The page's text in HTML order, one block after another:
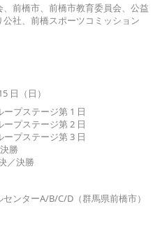
前橋市、前橋市教育委員会、公益
社、前橋スポーツコミッション
日（日）
ープステージ第 1 日
ープステージ第 2 日
ープステージ第 3 日
勝
／決勝
ンターA/B/C/D（群馬県前橋市）